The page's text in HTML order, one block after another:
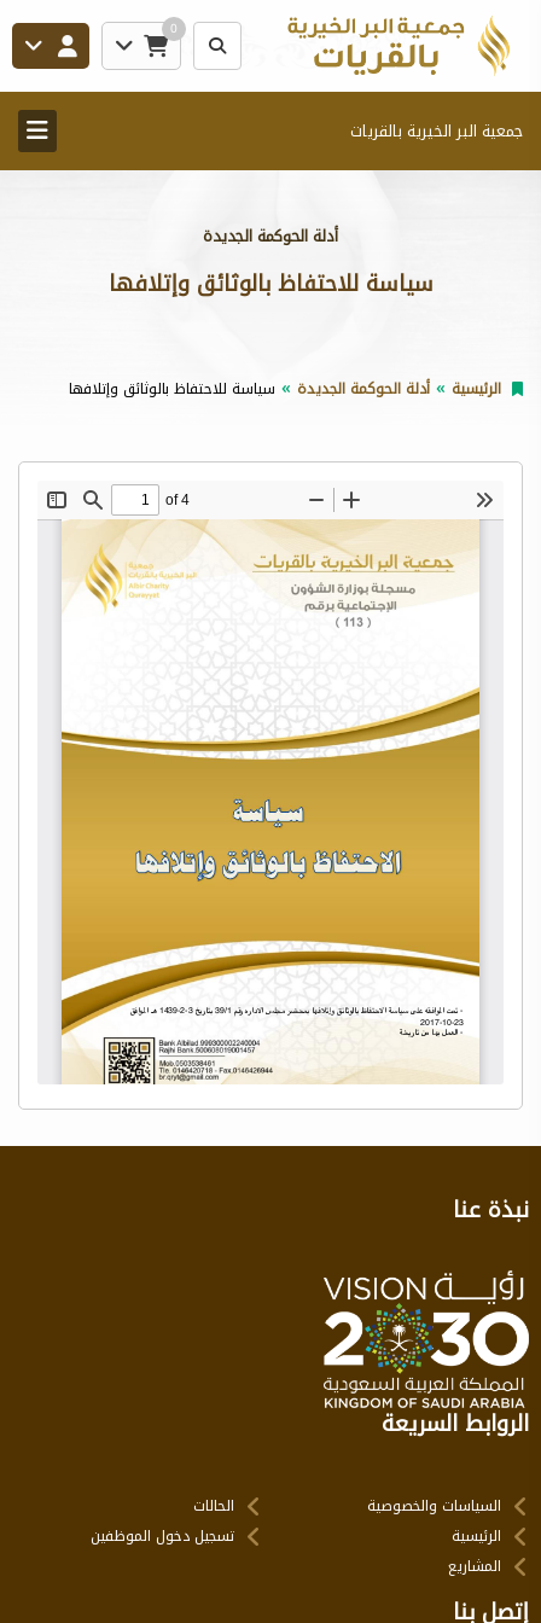
0
جمعية البر الخيرية بالقريات
أدلة الحوكمة الجديدة
سياسة للاحتفاظ بالوثائق وإتلافها
الرئيسية أدلة الحوكمة الجديدة سياسة للاحتفاظ بالوثائق وإتلافها
نبذة عنا
الروابط السريعة
السياسات والخصوصية
الرئيسية
المشاريع
الحالات
تسجيل دخول الموظفين
إتصل بنا